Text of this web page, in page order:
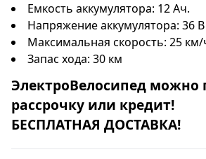
Емкость аккумулятора: 12 Ач.
Напряжение аккумулятора: 36 В
Максимальная скорость: 25 км/
Запас хода: 30 км
ЭлектроВелосипед можно
рассрочку или кредит!
БЕСПЛАТНАЯ ДОСТАВКА!